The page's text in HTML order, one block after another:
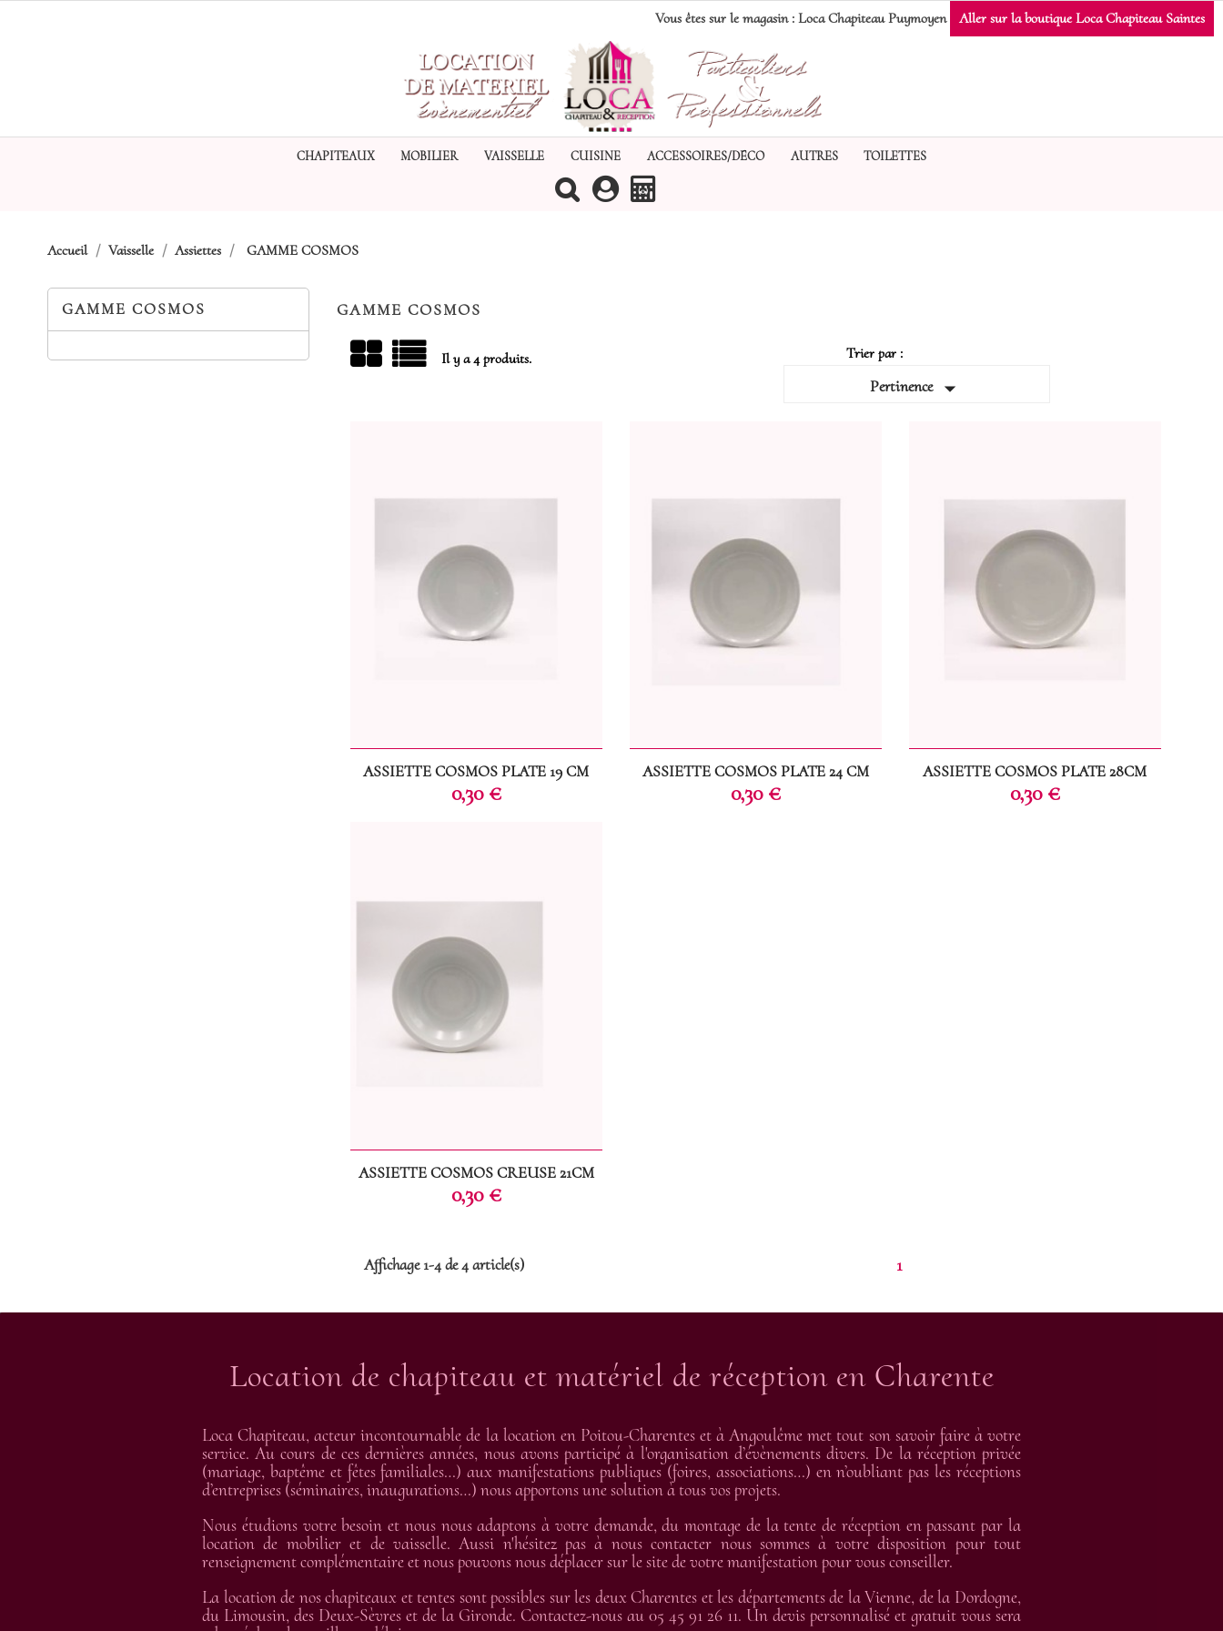
Vous êtes sur le magasin : Loca Chapiteau Puymoyen Aller sur la boutique Loca Chapiteau Saintes
CHAPITEAUX MOBILIER VAISSELLE CUISINE ACCESSOIRES/DÉCO AUTRES TOILETTES
(0)
Accueil Vaisselle Assiettes GAMME COSMOS
GAMME COSMOS GAMME COSMOS
Il y a 4 produits. Trier par :
Pertinence 
ASSIETTE COSMOS PLATE 19 CM
Prix
0,30 €
ASSIETTE COSMOS PLATE 24 CM
Prix
0,30 €
ASSIETTE COSMOS PLATE 28CM
Prix
0,30 €
ASSIETTE COSMOS CREUSE 21CM
Prix
0,30 €
Affichage 1-4 de 4 article(s) 1
Location de chapiteau et matériel de réception en Charente
Loca Chapiteau, acteur incontournable de la location en Poitou-Charentes et à Angoulême met tout son savoir faire à votre
service. Au cours de ces dernières années, nous avons participé à l'organisation d’évènements divers. De la réception privée
(mariage, baptême et fêtes familiales…) aux manifestations publiques (foires, associations…) en n’oubliant pas les réceptions
d’entreprises (séminaires, inaugurations…) nous apportons une solution à tous vos projets.
Nous étudions votre besoin et nous nous adaptons à votre demande, du montage de la tente de réception en passant par la
location de mobilier et de vaisselle. Aussi n'hésitez pas à nous contacter nous sommes à votre disposition pour tout
renseignement complémentaire et nous pouvons nous déplacer sur le site de votre manifestation pour vous conseiller.
La location de nos chapiteaux et tentes sont possibles sur les deux Charentes et les départements de la Vienne, de la Dordogne,
du Limousin, des Deux-Sèvres et de la Gironde. Contactez-nous au 05 45 91 26 11. Un devis personnalisé et gratuit vous sera